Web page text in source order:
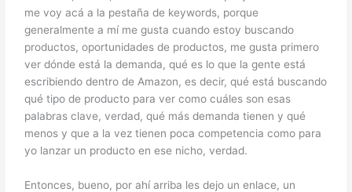
me voy acá a la pestaña de keywords, porque
generalmente a mí me gusta cuando estoy buscando
productos, oportunidades de productos, me gusta primero
ver dónde está la demanda, qué es lo que la gente está
escribiendo dentro de Amazon, es decir, qué está buscando
qué tipo de producto para ver como cuáles son esas
palabras clave, verdad, qué más demanda tienen y qué
menos y que a la vez tienen poca competencia como para
yo lanzar un producto en ese nicho, verdad.
Entonces, bueno, por ahí arriba les dejo un enlace, un